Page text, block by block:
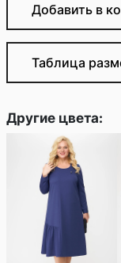
Добавить в
Таблица
Другие цвета: